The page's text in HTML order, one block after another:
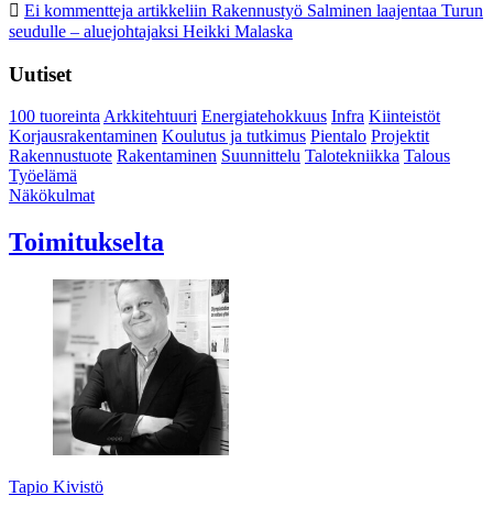
Ei kommentteja artikkeliin Rakennustyö Salminen laajentaa Turun
seudulle – aluejohtajaksi Heikki Malaska
Uutiset
100 tuoreintaArkkitehtuuri Energiatehokkuus Infra Kiinteistöt
Korjausrakentaminen Koulutus ja tutkimus Pientalo Projektit
Rakennustuote Rakentaminen Suunnittelu Talotekniikka Talous
Työelämä
Näkökulmat
Toimitukselta
Tapio Kivistö